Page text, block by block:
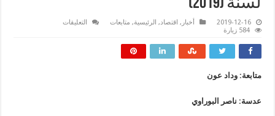
لسنة (2019)
2019-12-16 أخبار , اقتصاد, الرئيسية, متابعات التعليقات
584 زيارة
متابعة: وداد عون
عدسة: ناصر البوراوي